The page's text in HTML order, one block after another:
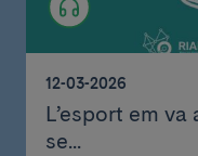
12-03-2026
L’esport em
se...